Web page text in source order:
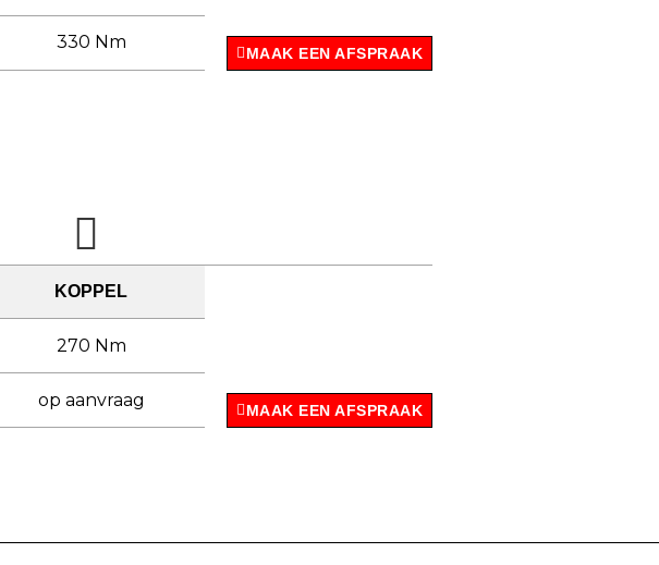
330 Nm
MAAK EEN AFSPRAAK
KOPPEL
270 Nm
op aanvraag
MAAK EEN AFSPRAAK